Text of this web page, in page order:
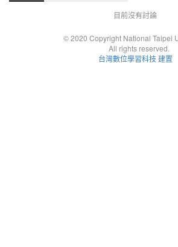
目前沒有討論
© 2020 Copyright National Taipei
All rights reserved.
台灣數位學習科技 建置